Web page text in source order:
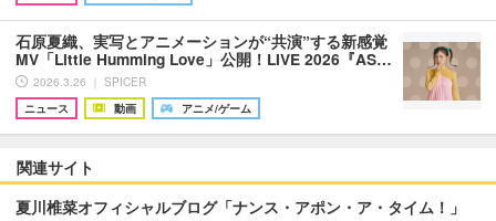
石原夏織、実写とアニメーションが“共演”する新感覚
MV「Little Humming Love」公開！LIVE 2026『AS…
2026.3.26 ｜ SPICER
ニュース
動画 アニメ/ゲーム
関連サイト
夏川椎菜オフィシャルブログ「ナンス・アポン・ア・タイム！」